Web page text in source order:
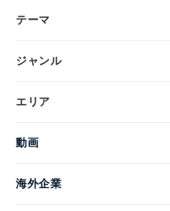
テーマ
ジャンル
エリア
動画
海外企業